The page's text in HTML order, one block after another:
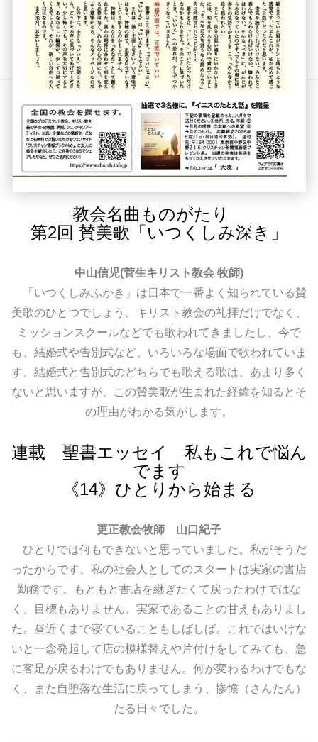
教会名曲ものがたり
第2回 賛美歌「いつくしみ深き」
中山信児(菅生キリスト教会 牧師)
「いつくしみふかき」は日本で一番よく知られている賛
美歌のひとつでしょう。キリスト教会の礼拝だけでなく、
ミッションスクールなどでも歌われてきましたし、今で
も、結婚式や告別式など、いろいろな場面で歌われていま
す。結婚式と告別式のどちらでも歌える歌は、あまり多く
ないと思いますが、この賛美歌が生まれた経緯を知るとそ
の理由がわかる気がします。
連載 聖書エッセイ 私もこれで悩ん
でます
《14》ひとりから始まる
更正教会牧師 山口紀子
ひとりでは何もできないと思っていました。私がそうだ
ったからです。私の社会人としてのスタートは実家の書店
勤務です。もともと書店を継ぎたくて戻ったわけではな
く、目標もありません。実家であることの甘えもありまし
た。昼近くまで寝ていることもしばしば。これではいけな
いと一念発起して店の模様替えや片付けをしてみても、急
に客足が戻るわけでもありません。何が変わるわけでもな
く、また自堕落な生活に戻ってしまう、惨憺（さんたん）
たる日々でした。